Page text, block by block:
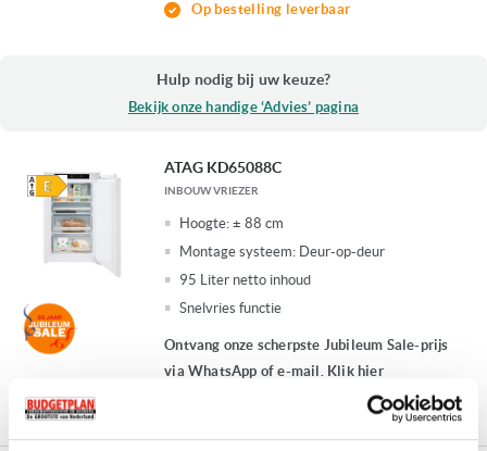
Op bestelling leverbaar
Hulp nodig bij uw keuze?
Bekijk onze handige ‘Advies’ pagina
ATAG KD65088C
INBOUW VRIEZER
Hoogte: ± 88 cm
Montage systeem: Deur-op-deur
95 Liter netto inhoud
Snelvries functie
Ontvang onze scherpste Jubileum Sale-prijs
via WhatsApp of e-mail. Klik hier